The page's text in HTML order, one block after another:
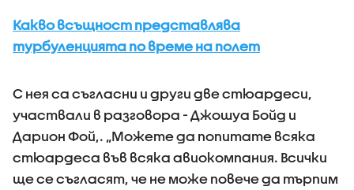
Какво всъщност представлява
турбуленцията по време на полет
С нея са съгласни и други две стюардеси,
участвали в разговора - Джошуа Бойд и
Дарион Фой,. „Можете да попитате всяка
стюардеса във всяка авиокомпания. Всички
ще се съгласят, че не може повече да търпим